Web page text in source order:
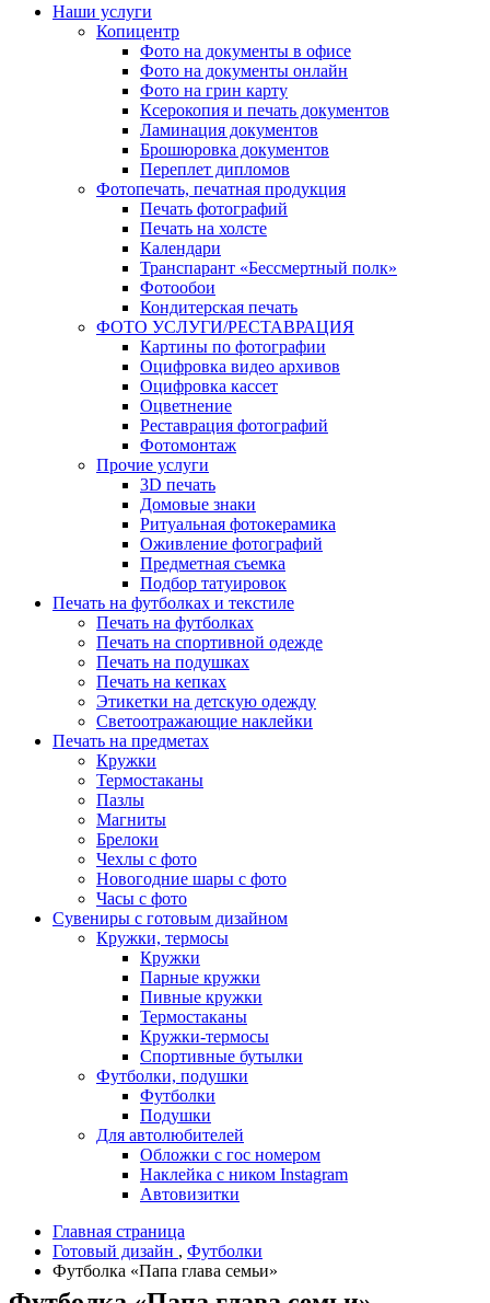
Наши услуги
Копицентр
Фото на документы в офисе
Фото на документы онлайн
Фото на грин карту
Ксерокопия и печать документов
Ламинация документов
Брошюровка документов
Переплет дипломов
Фотопечать, печатная продукция
Печать фотографий
Печать на холсте
Календари
Транспарант «Бессмертный полк»
Фотообои
Кондитерская печать
ФОТО УСЛУГИ/РЕСТАВРАЦИЯ
Картины по фотографии
Оцифровка видео архивов
Оцифровка кассет
Оцветнение
Реставрация фотографий
Фотомонтаж
Прочие услуги
3D печать
Домовые знаки
Ритуальная фотокерамика
Оживление фотографий
Предметная съемка
Подбор татуировок
Печать на футболках и текстиле
Печать на футболках
Печать на спортивной одежде
Печать на подушках
Печать на кепках
Этикетки на детскую одежду
Светоотражающие наклейки
Печать на предметах
Кружки
Термостаканы
Пазлы
Магниты
Брелоки
Чехлы с фото
Новогодние шары с фото
Часы с фото
Сувениры с готовым дизайном
Кружки, термосы
Кружки
Парные кружки
Пивные кружки
Термостаканы
Кружки-термосы
Спортивные бутылки
Футболки, подушки
Футболки
Подушки
Для автолюбителей
Обложки с гос номером
Наклейка с ником Instagram
Автовизитки
Главная страница
Готовый дизайн , Футболки
Футболка «Папа глава семьи»